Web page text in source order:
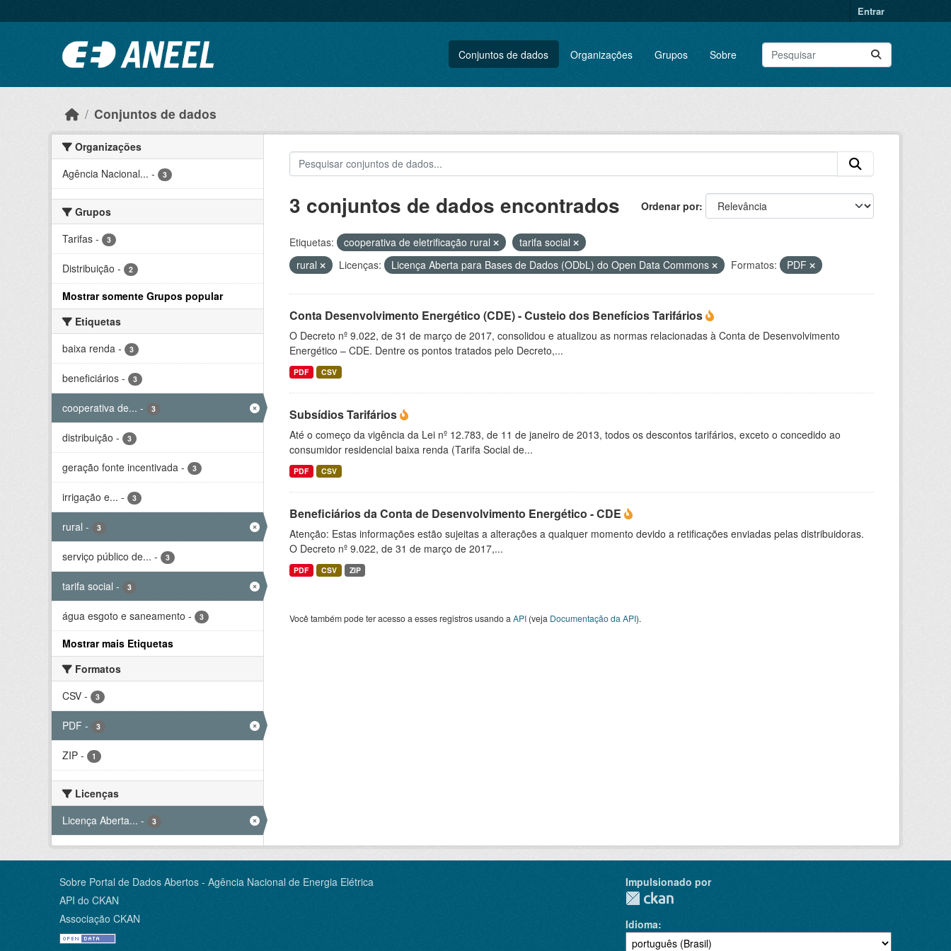
Entrar
Conjuntos de dados Organizações Grupos Sobre
Conjuntos de dados
Organizações
Agência Nacional... - 3
Grupos
Tarifas - 3
Distribuição - 2
Mostrar somente Grupos popular
Etiquetas
baixa renda - 3
beneficiários - 3
cooperativa de... - 3
distribuição - 3
geração fonte incentivada - 3
irrigação e... - 3
rural - 3
serviço público de... - 3
tarifa social - 3
água esgoto e saneamento - 3
Mostrar mais Etiquetas
Formatos
CSV - 3
PDF - 3
ZIP - 1
Licenças
Licença Aberta... - 3
Ordenar por
3 conjuntos de dados encontrados
Etiquetas: cooperativa de eletrificação rural
tarifa social
rural
Licenças: Licença Aberta para Bases de Dados (ODbL) do Open Data Commons Formatos: PDF
Conta Desenvolvimento Energético (CDE) - Custeio dos Benefícios Tarifários
O Decreto nº 9.022, de 31 de março de 2017, consolidou e atualizou as normas relacionadas à Conta de Desenvolvimento
Energético – CDE. Dentre os pontos tratados pelo Decreto,...
PDF CSV
Subsídios Tarifários
Até o começo da vigência da Lei nº 12.783, de 11 de janeiro de 2013, todos os descontos tarifários, exceto o concedido ao
consumidor residencial baixa renda (Tarifa Social de...
PDF CSV
Beneficiários da Conta de Desenvolvimento Energético - CDE
Atenção: Estas informações estão sujeitas a alterações a qualquer momento devido a retificações enviadas pelas distribuidoras.
O Decreto nº 9.022, de 31 de março de 2017,...
PDF CSV ZIP
Você também pode ter acesso a esses registros usando a API(veja Documentação da API).
Sobre Portal de Dados Abertos - Agência Nacional de Energia Elétrica
API do CKAN
Associação CKAN
Impulsionado por
Idioma